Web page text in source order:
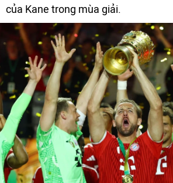
của Kane trong mùa giải.